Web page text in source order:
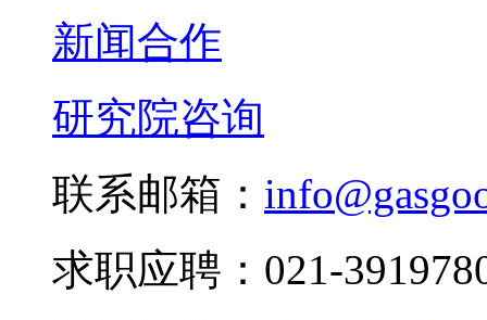
新闻合作
研究院咨询
联系邮箱：
求职应聘：021-